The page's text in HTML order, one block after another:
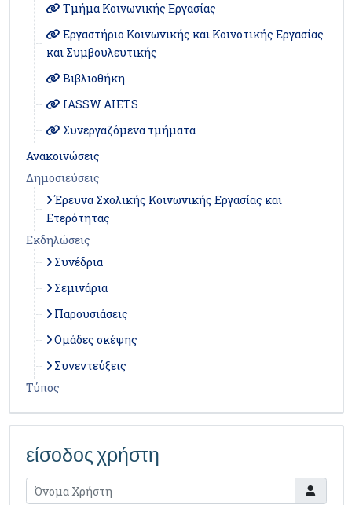
Τμήμα Κοινωνικής Εργασίας
Εργαστήριο Κοινωνικής και Κοινοτικής Εργασίας
και Συμβουλευτικής
Βιβλιοθήκη
IASSW AIETS
Συνεργαζόμενα τμήματα
Ανακοινώσεις
Δημοσιεύσεις
Έρευνα Σχολικής Κοινωνικής Εργασίας και
Ετερότητας
Εκδηλώσεις
Συνέδρια
Σεμινάρια
Παρουσιάσεις
Ομάδες σκέψης
Συνεντεύξεις
Τύπος
είσοδος χρήστη